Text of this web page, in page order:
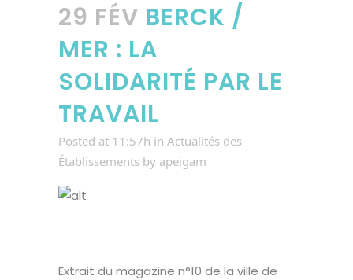
29 FÉV BERCK /
MER : LA
SOLIDARITÉ PAR LE
TRAVAIL
Posted at 11:57h in Actualités des
Établissements by apeigam
Extrait du magazine n°10 de la ville de